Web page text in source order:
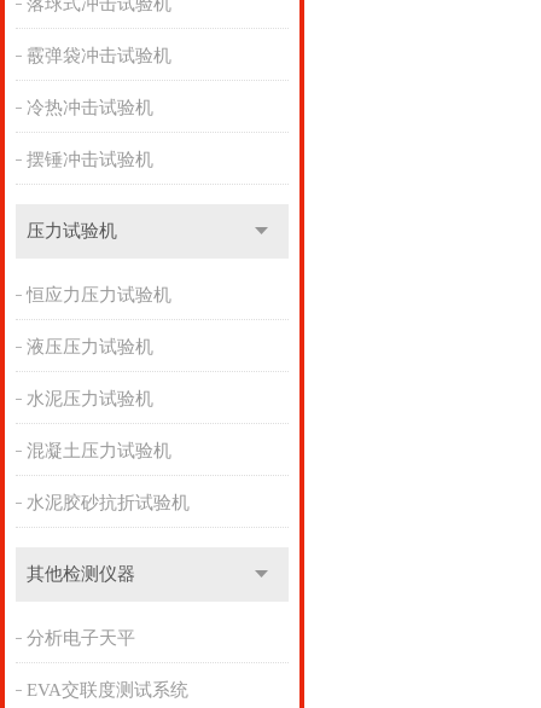
霰弹袋冲击试验机
冷热冲击试验机
摆锤冲击试验机
压力试验机
恒应力压力试验机
液压压力试验机
水泥压力试验机
混凝土压力试验机
水泥胶砂抗折试验机
其他检测仪器
分析电子天平
EVA交联度测试系统